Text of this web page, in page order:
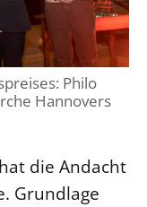
Philo
Hannovers
die Andacht
Grundlage